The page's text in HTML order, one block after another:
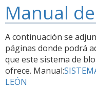
Manual
A continuación se
páginas donde podrá
que este sistema de
ofrece. Manual:
LEÓN